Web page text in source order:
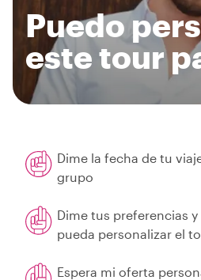
Puedo
este tour
Dime la fecha de tu
grupo
Dime tus preferencias
pueda personalizar el
Espera mi oferta